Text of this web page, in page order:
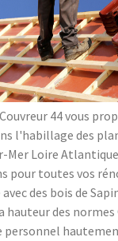
44 vous
l'habillage des
Mer Loire Atlantique
pour toutes vos
des bois de
hauteur des
personnel